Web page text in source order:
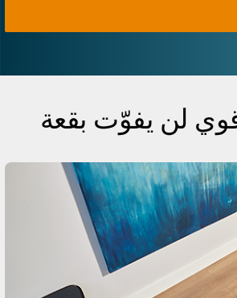
لن يفوّت بقعة